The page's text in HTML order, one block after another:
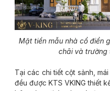
Mặt tiền mẫu nhà cổ điển
chãi và trường
Tại các chi tiết cột sảnh,
đều được KTS VKING thiết